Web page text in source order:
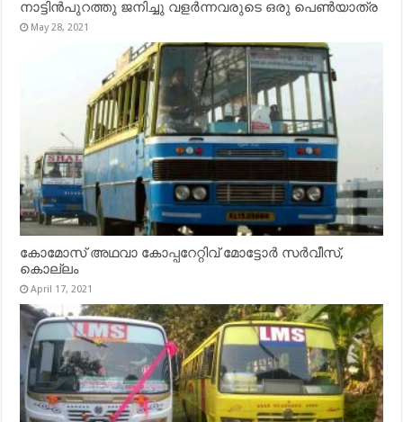
നാട്ടിൻപുറത്തു ജനിച്ചു വളർന്നവരുടെ ഒരു പെൺയാത്ര
May 28, 2021
കോമോസ് അഥവാ കോപ്പറേറ്റിവ് മോട്ടോര്‍ സര്‍വീസ്,
കൊല്ലം
April 17, 2021